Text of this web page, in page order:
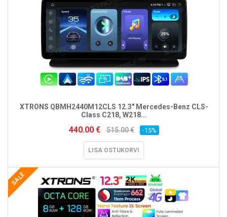
XTRONS QBMH2440M12CLS 12.3" Mercedes-Benz CLS-
Class C218, W218...
440.00 € 515.00 € -15%
LISA OSTUKORVI
SALE